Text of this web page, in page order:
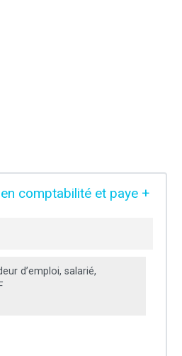
comptabilité et paye +
d’emploi, salarié,